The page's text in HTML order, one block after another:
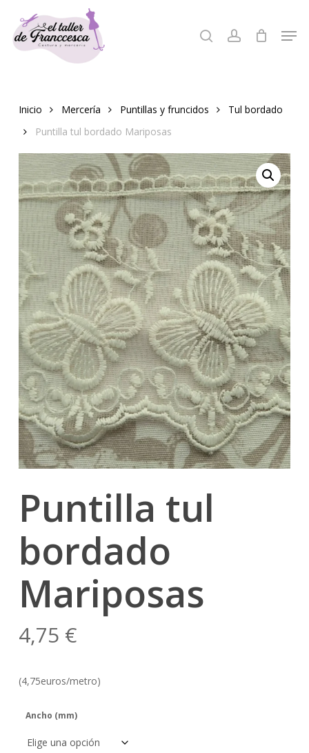
main
search account
Inicio Mercería Puntillas y fruncidos
Tul bordado
Puntilla tul bordado Mariposas
Puntilla tul
bordado
Mariposas
4,75 €
(4,75euros/metro)
Ancho (mm)
Close